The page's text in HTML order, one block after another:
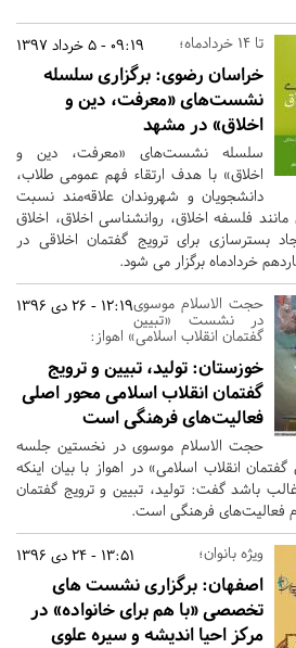
09:19 - 5 خرداد 1397 تا 14 خردادماه؛
خراسان رضوی: برگزاری سلسله
نشست‌های «معرفت، دین و
اخلاق» در مشهد
سلسله نشست‌های «معرفت، دین و
اخلاق» با هدف ارتقاء فهم عمومی طلاب،
دانشجویان و شهروندان علاقه‌مند نسبت
فلسفه اخلاق، روانشناسی اخلاق، اخلاق
بسترسازی برای ترویج گفتمان اخلاقی در
خردادماه برگزار می شود.
12:19 - 26 دی 1396حجت الاسلام موسوی
در نشست «تبیین
گفتمان انقلاب اسلامی» اهواز:
خوزستان: تولید، تبیین و ترویج
گفتمان انقلاب اسلامی محور اصلی
فعالیت‌های فرهنگی است
حجت الاسلام موسوی در نخستین جلسه
انقلاب اسلامی» در اهواز با بیان اینکه
باشد گفت: تولید، تبیین و ترویج گفتمان
فعالیت‌های فرهنگی است.
13:51 - 24 دی 1396 ویژه بانوان؛
اصفهان: برگزاری نشست های
تخصصی «با هم برای خانواده» در
مرکز احیا اندیشه و سیره علوی